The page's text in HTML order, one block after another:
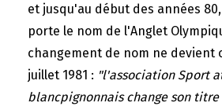
et jusqu'au début des années
porte le nom de l'Anglet
changement de nom ne devient
juillet 1981 : "l'association Sport
blancpignonnais change son